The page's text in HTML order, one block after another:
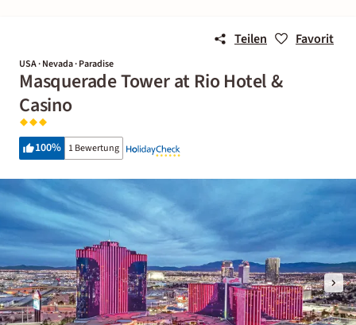
Teilen Favorit
USA · Nevada · Paradise
Masquerade Tower at Rio Hotel &
Casino
100% 1 Bewertung